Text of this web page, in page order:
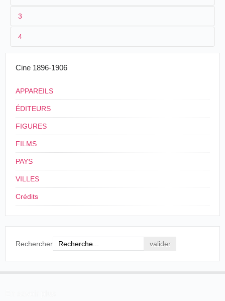
1
2
3
≤ 1901
18 m. environ
4
France
3
09/05/1903
géantRadiguet et
paient pour
4
Cine 1896-1906
APPAREILS
ÉDITEURS
FIGURES
FILMS
PAYS
VILLES
Crédits
Rechercher